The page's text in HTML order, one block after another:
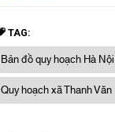
TAG:
Bản đồ quy hoạch Hà Nội
Quy hoạch xã Thanh Văn